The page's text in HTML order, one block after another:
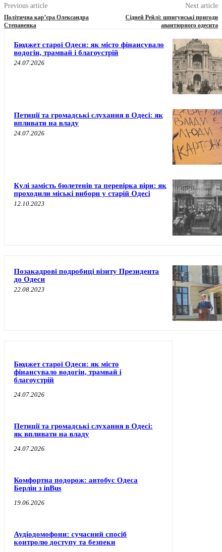
Previous article
Політична кар’єра Олександра
Степаненка
Next article
Сідней Рейлі: шпигунські пригоди
авантюрного одесита
Бюджет старої Одеси: як місто фінансувало
водогін, трамвай і благоустрій
24.07.2026
Петиції та громадські слухання в Одесі: як
впливати на владу
24.07.2026
Кулі замість бюлетенів та перевірка віри: як
проходили міські вибори у старій Одесі
12.10.2023
Позакадрові подробиці візиту Президента
до Одеси
22.08.2023
Бюджет старої Одеси: як місто
фінансувало водогін, трамвай і
благоустрій
24.07.2026
Петиції та громадські слухання в Одесі:
як впливати на владу
24.07.2026
Комфортна подорож: автобус Одеса
Берлін з inBus
19.06.2026
Аудіодомофони: сучасний спосіб
контролю доступу та безпеки